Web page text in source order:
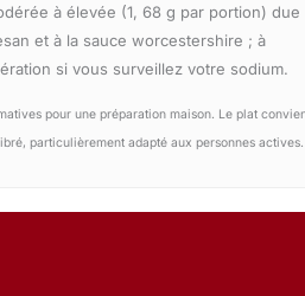
à élevée (1, 68 g par portion) due
et à la sauce worcestershire ; à
si vous surveillez votre sodium.
pour une préparation maison. Le plat
particulièrement adapté aux personnes actives.